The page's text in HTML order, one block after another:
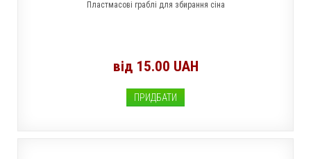
Пластмасові граблі для збирання сіна
від 15.00 UAH
ПРИДБАТИ